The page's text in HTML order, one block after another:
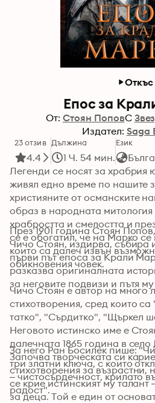
Откъс
Епос за
От: Стоян ПоповС
Издател: Saga
23 отзив
4.4
Дължина
1 Ч. 54 мин.
Език
Легенди се носят за
живял едно време по нашите
християните от османските
образ в народната
храбростта и смелостта и
се е обогатил, че на Марко
които са далеч извън
обикновения човек.
През 1901 година Стоян
Чичо Стоян, издирва, събира
първи път епоса за Крали
разказва оригиналната
за неговите подвизи и пътя
Чичо Стоян е автор на много
стихотворения, сред които
татко", "Сърдитко", "Щъркел
Неговото истинско име е
далечната 1865 година в
Започва творческата си
стихотворения за възрастни,
се крие истинският му
за деца. Той е един от
За него Ран Босилек пише:
три златни ключа, с които
– чистосърдечност, крилато
радост".